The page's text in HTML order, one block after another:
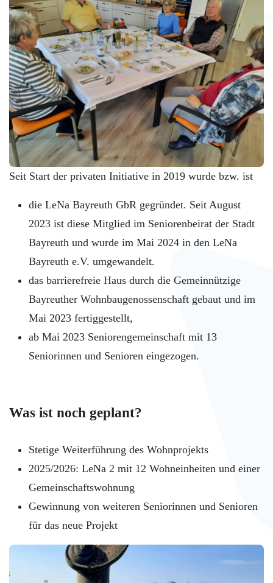
Seit Start der privaten Initiative in 2019 wurde bzw. ist
die LeNa Bayreuth GbR gegründet. Seit August
2023 ist diese Mitglied im Seniorenbeirat der Stadt
Bayreuth und wurde im Mai 2024 in den LeNa
Bayreuth e.V. umgewandelt.
das barrierefreie Haus durch die Gemeinnützige
Bayreuther Wohnbaugenossenschaft gebaut und im
Mai 2023 fertiggestellt,
ab Mai 2023 Seniorengemeinschaft mit 13
Seniorinnen und Senioren eingezogen.
Was ist noch geplant?
Stetige Weiterführung des Wohnprojekts
2025/2026: LeNa 2 mit 12 Wohneinheiten und einer
Gemeinschaftswohnung
Gewinnung von weiteren Seniorinnen und Senioren
für das neue Projekt